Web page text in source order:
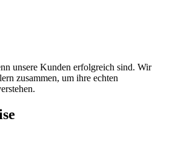
unsere Kunden erfolgreich sind. Wir
zusammen, um ihre echten